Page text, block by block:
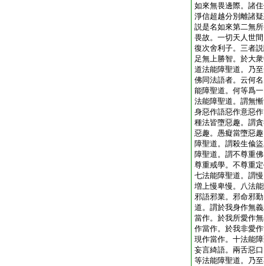
如來無畏邊際。諸
淨信超越分別離諸
説是名如來第二無
畏故。一切天人世
復次舍利子。三者
足無上勝智。於大
道法能障聖道。乃
佛同法語者。云何
能障聖道。何等爲
法能障聖道。謂無
身惡作語惡作意惡
種法皆墮惡趣。謂
惡趣。愚癡當墮惡
障聖道。謂殺生偸
障聖道。謂不尊重
尊重戒學。不尊重
七法能障聖道。謂
増上慢卑慢。八法
邪語邪業。邪命邪
道。謂於我身作無
當作。於我所愛作
作當作。於我非愛
現作當作。十法能
妄言綺語。兩舌惡
等法能障聖道。乃